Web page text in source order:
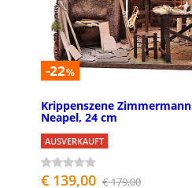
-22%
Krippenszene Zimmermann
Neapel, 24 cm
AUSVERKAUFT
€ 139,00 € 179,00